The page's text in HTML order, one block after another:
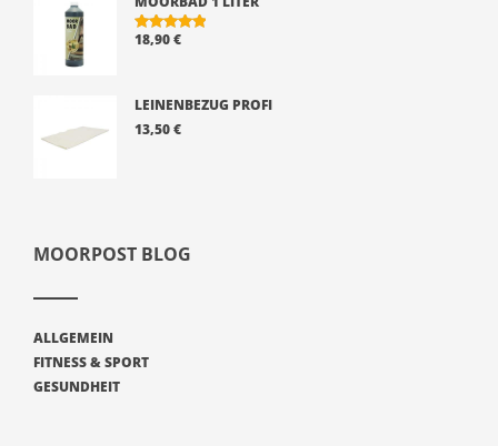
BEWERTE
18,90€
LEINENBEZUG PROFI
13,50€
MOORPOST BLOG
ALLGEMEIN
FITNESS & SPORT
GESUNDHEIT